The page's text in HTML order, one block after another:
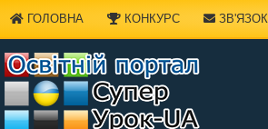
ГОЛОВНА КОНКУРС ЗВ'ЯЗОК